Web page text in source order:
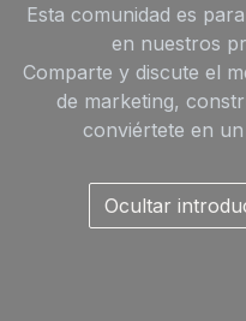
Esta comunidad es
en nuestros
Comparte y discute el
de marketing,
conviértete en
Ocultar